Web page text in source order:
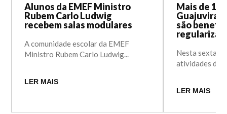
Alunos da EMEF Ministro
Rubem Carlo Ludwig
recebem salas modulares
A comunidade escolar da EMEF
Ministro Rubem Carlo Ludwig...
LER MAIS
Mais de
Guajuviras
são
Nesta sexta-
atividades da
LER MAIS